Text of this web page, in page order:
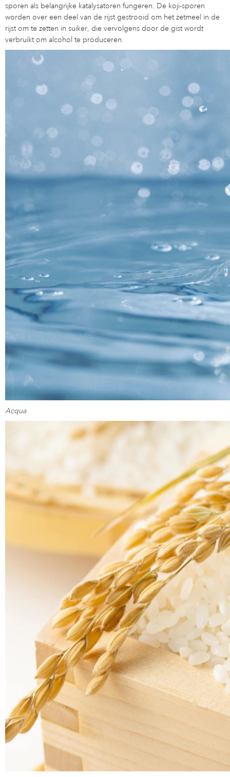
sporen als belangrijke katalysatoren fungeren. De koji-sporen
worden over een deel van de rijst gestrooid om het zetmeel in de
rijst om te zetten in suiker, die vervolgens door de gist wordt
verbruikt om alcohol te produceren.
Acqua